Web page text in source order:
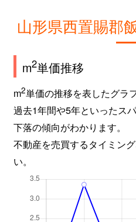
山形県西置賜郡
m2単価推移
m2単価の推移を表したグラ
過去1年間や5年といったス
下落の傾向がわかります。
不動産を売買するタイミン
い。